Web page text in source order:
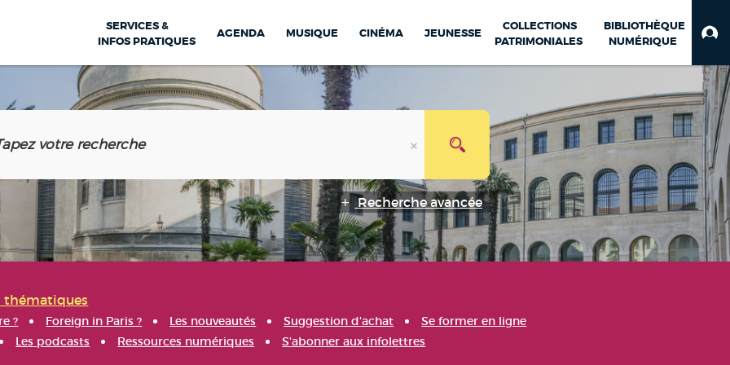
SERVICES &
INFOS PRATIQUES
AGENDA MUSIQUE CINÉMA JEUNESSE
COLLECTIONS
PATRIMONIALES
BIBLIOTHÈQUE
NUMÉRIQUE
Recherche avancée
thématiques
? Foreign in Paris ? Les nouveautés Suggestion d'achat
Se former en ligne
Les podcasts Ressources numériques S'abonner aux infolettres